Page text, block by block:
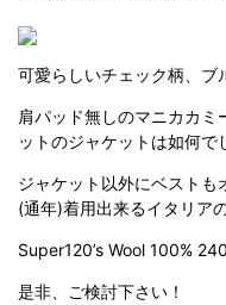
可愛らしいチェック柄、ブ
肩パッド無しのマニカカ
ットのジャケットは如何で
ジャケット以外にベストも
(通年)着用出来るイタリア
Super120’s Wool 100%
是非、ご検討下さい！